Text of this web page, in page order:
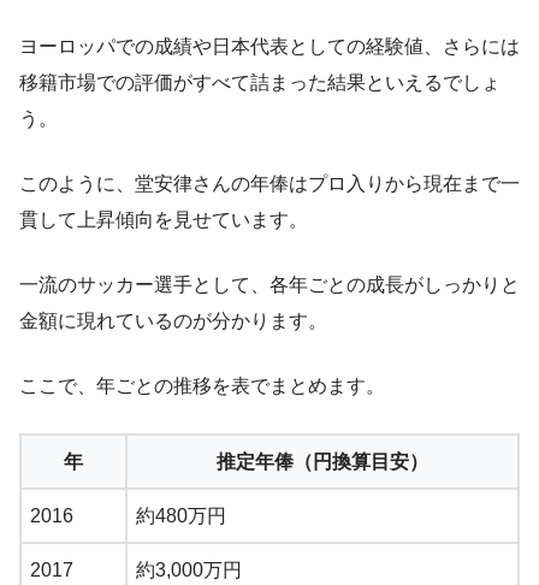
ヨーロッパでの成績や日本代表としての経験値、さらには
移籍市場での評価がすべて詰まった結果といえるでしょ
う。
このように、堂安律さんの年俸はプロ入りから現在まで一
貫して上昇傾向を見せています。
一流のサッカー選手として、各年ごとの成長がしっかりと
金額に現れているのが分かります。
ここで、年ごとの推移を表でまとめます。
年 推定年俸（円換算目安）
2016 約480万円
2017 約3,000万円